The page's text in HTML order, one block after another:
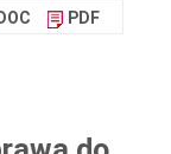
DOC PDF